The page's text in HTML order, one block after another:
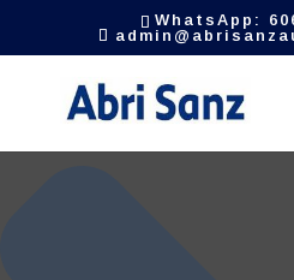
Gestionar el consentimiento
WhatsApp: